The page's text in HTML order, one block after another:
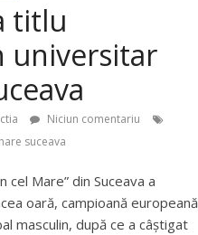
titlu
universitar
Niciun comentariu
suceava
cel Mare” din Suceava a
oară, campioană europeană
masculin, după ce a câștigat